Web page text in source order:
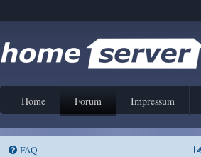
Home Forum Impressum
FAQ